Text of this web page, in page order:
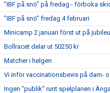
"IBF på snö" på fredag - förboka
"IBF på snö" fredag 4 februari
Minicamp 2 januari först ut på
Bollracet delar ut 50250 kr
Matcher i helgen
Vi inför vaccinationsbevis på dam-
Ingen "publik" runt spelplanen i